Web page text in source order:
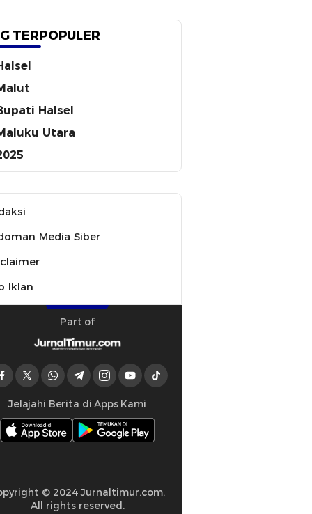
TERPOPULER
Halsel
Utara
Media Siber
Iklan
Part of
Jelajahi Berita di Apps Kami
© 2024 Jurnaltimur.com.
All rights reserved.